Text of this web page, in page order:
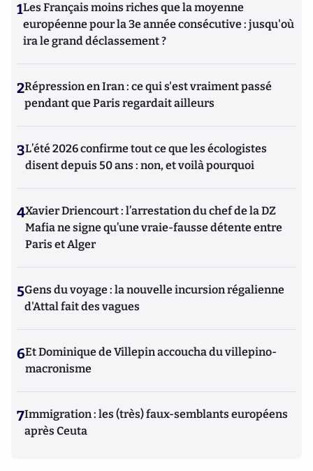
1Les Français moins riches que la moyenne
européenne pour la 3e année consécutive : jusqu'où
ira le grand déclassement ?
2Répression en Iran : ce qui s'est vraiment passé
pendant que Paris regardait ailleurs
3L’été 2026 confirme tout ce que les écologistes
disent depuis 50 ans : non, et voilà pourquoi
4Xavier Driencourt : l’arrestation du chef de la DZ
Mafia ne signe qu’une vraie-fausse détente entre
Paris et Alger
5Gens du voyage : la nouvelle incursion régalienne
d'Attal fait des vagues
6Et Dominique de Villepin accoucha du villepino-
macronisme
7Immigration : les (très) faux-semblants européens
après Ceuta